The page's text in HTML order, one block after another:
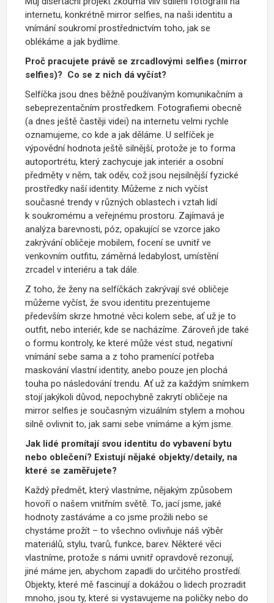
internetu, konkrétně mirror selfies, na naši identitu a
vnímání soukromí prostřednictvím toho, jak se
oblékáme a jak bydlíme.
Proč pracujete právě se zrcadlovými selfies (mirror
selfies)? Co se z nich dá vyčíst?
Selfíčka jsou dnes běžně používaným komunikačním a
sebeprezentačním prostředkem. Fotografiemi obecně
(a dnes ještě častěji videi) na internetu velmi rychle
oznamujeme, co kde a jak děláme. U selfíček je
výpovědní hodnota ještě silnější, protože je to forma
autoportrétu, který zachycuje jak interiér a osobní
předměty v něm, tak oděv, což jsou nejsilnější fyzické
prostředky naší identity. Můžeme z nich vyčíst
současné trendy v různých oblastech i vztah lidí
k soukromému a veřejnému prostoru. Zajímavá je
analýza barevnosti, póz, opakující se vzorce jako
zakrývání obličeje mobilem, focení se uvnitř ve
venkovním outfitu, záměrná ledabylost, umístění
zrcadel v interiéru a tak dále.
Z toho, že ženy na selfíčkách zakrývají své obličeje
můžeme vyčíst, že svou identitu prezentujeme
především skrze hmotné věci kolem sebe, ať už je to
outfit, nebo interiér, kde se nacházíme. Zároveň jde také
o formu kontroly, ke které může vést stud, negativní
vnímání sebe sama a z toho pramenící potřeba
maskování vlastní identity, anebo pouze jen plochá
touha po následování trendu. Ať už za každým snímkem
stojí jakýkoli důvod, nepochybně zakrytí obličeje na
mirror selfies je současným vizuálním stylem a mohou
silně ovlivnit to, jak sami sebe vnímáme a kým jsme.
Jak lidé promítají svou identitu do vybavení bytu
nebo oblečení? Existují nějaké objekty/detaily, na
které se zaměřujete?
Každý předmět, který vlastníme, nějakým způsobem
hovoří o našem vnitřním světě. To, jací jsme, jaké
hodnoty zastáváme a co jsme prožili nebo se
chystáme prožít – to všechno ovlivňuje náš výběr
materiálů, stylu, tvarů, funkce, barev. Některé věci
vlastníme, protože s námi uvnitř opravdově rezonují,
jiné máme jen, abychom zapadli do určitého prostředí.
Objekty, které mě fascinují a dokážou o lidech prozradit
mnoho, jsou ty, které si vystavujeme na poličky nebo do